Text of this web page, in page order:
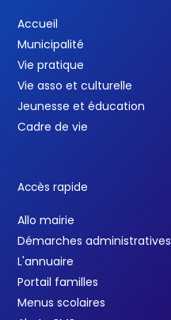
Accueil
Municipalité
Vie pratique
Vie asso et culturelle
Jeunesse et éducation
Cadre de vie
Accès rapide
Allo mairie
Démarches administratives
L'annuaire
Portail familles
Menus scolaires